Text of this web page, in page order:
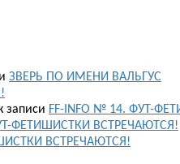
ЗВЕРЬ ПО ИМЕНИ ВАЛЬГУС
записи FF-INFO № 14. ФУТ-
ФЕТИШИСТКИ ВСТРЕЧАЮТСЯ!
ВСТРЕЧАЮТСЯ!